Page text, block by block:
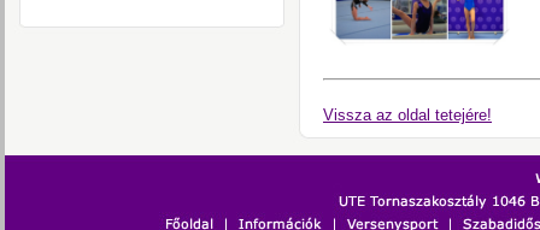
Vissza az oldal tetejére!